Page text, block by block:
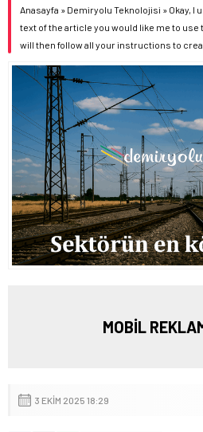
Anasayfa » Demiryolu Teknolojisi » Okay, I
text of the article you would like me to use
will then follow all your instructions to
MOBİL
3 EKIM 2025 18:29